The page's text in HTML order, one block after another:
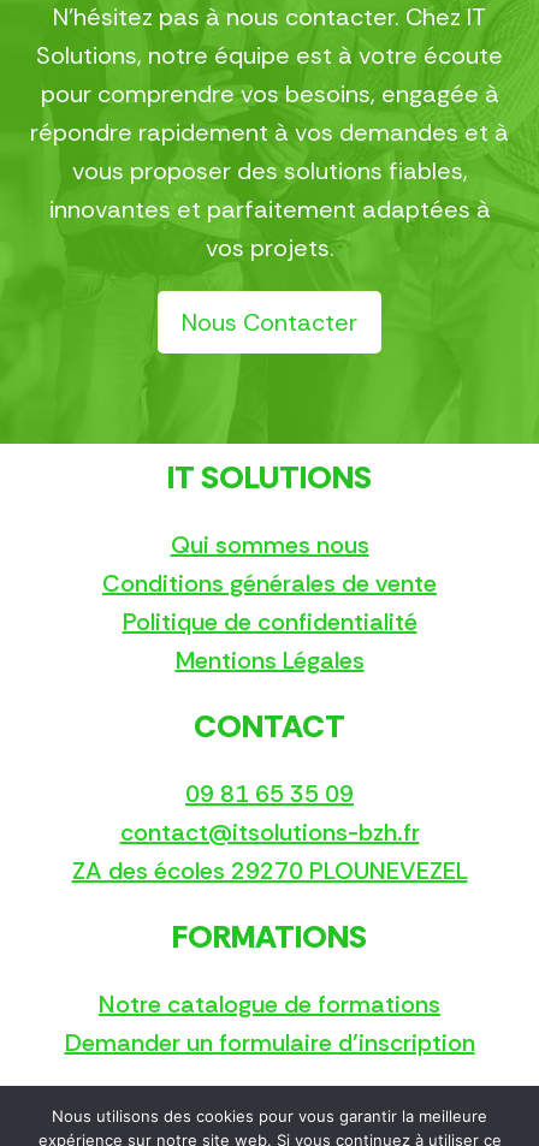
N’hésitez pas à nous contacter. Chez IT
Solutions, notre équipe est à votre écoute
pour comprendre vos besoins, engagée à
répondre rapidement à vos demandes et à
vous proposer des solutions fiables,
innovantes et parfaitement adaptées à
vos projets.
Nous Contacter
IT SOLUTIONS
Qui sommes nous
Conditions générales de vente
Politique de confidentialité
Mentions Légales
CONTACT
09 81 65 35 09
contact@itsolutions-bzh.fr
ZA des écoles 29270 PLOUNEVEZEL
FORMATIONS
Notre catalogue de formations
Demander un formulaire d’inscription
Copyright © 2025
Nous utilisons des cookies pour vous garantir la meilleure
expérience sur notre site web. Si vous continuez à utiliser ce